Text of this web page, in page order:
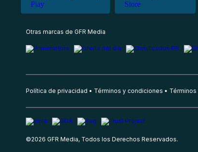
Otras marcas de GFR Media
Política de privacidad Términos y condiciones
©2026 GFR Media, Todos los Derechos Reservados.